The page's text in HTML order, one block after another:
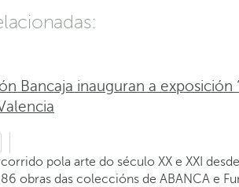
Bancaja inauguran a
pola arte do século XX e XXI
obras das coleccións de ABANCA e